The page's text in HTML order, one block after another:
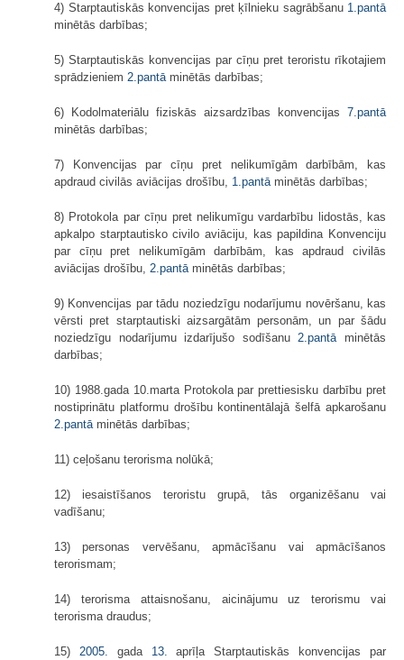
4) Starptautiskās konvencijas pret ķīlnieku sagrābšanu 1.pantā
minētās darbības;
5) Starptautiskās konvencijas par cīņu pret teroristu rīkotajiem
sprādzieniem 2.pantāminētās darbības;
6) Kodolmateriālu fiziskās aizsardzības konvencijas 7.pantā
minētās darbības;
7) Konvencijas par cīņu pret nelikumīgām darbībām, kas
apdraud civilās aviācijas drošību, 1.pantāminētās darbības;
8) Protokola par cīņu pret nelikumīgu vardarbību lidostās, kas
apkalpo starptautisko civilo aviāciju, kas papildina Konvenciju
par cīņu pret nelikumīgām darbībām, kas apdraud civilās
aviācijas drošību, 2.pantāminētās darbības;
9) Konvencijas par tādu noziedzīgu nodarījumu novēršanu, kas
vērsti pret starptautiski aizsargātām personām, un par šādu
noziedzīgu nodarījumu izdarījušo sodīšanu2.pantāminētās
darbības;
10) 1988.gada 10.marta Protokola par prettiesisku darbību pret
nostiprinātu platformu drošību kontinentālajā šelfā apkarošanu
2.pantāminētās darbības;
11) ceļošanu terorisma nolūkā;
12) iesaistīšanos teroristu grupā, tās organizēšanu vai
vadīšanu;
13) personas vervēšanu, apmācīšanu vai apmācīšanos
terorismam;
14) terorisma attaisnošanu, aicinājumu uz terorismu vai
terorisma draudus;
15) 2005. gada 13. aprīļa Starptautiskās konvencijas par